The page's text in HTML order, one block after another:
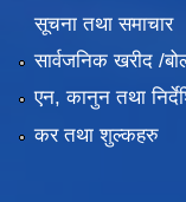
सूचना तथा समाचार
सार्वजनिक खरीद /
एन, कानुन तथा
कर तथा शुल्कहरु